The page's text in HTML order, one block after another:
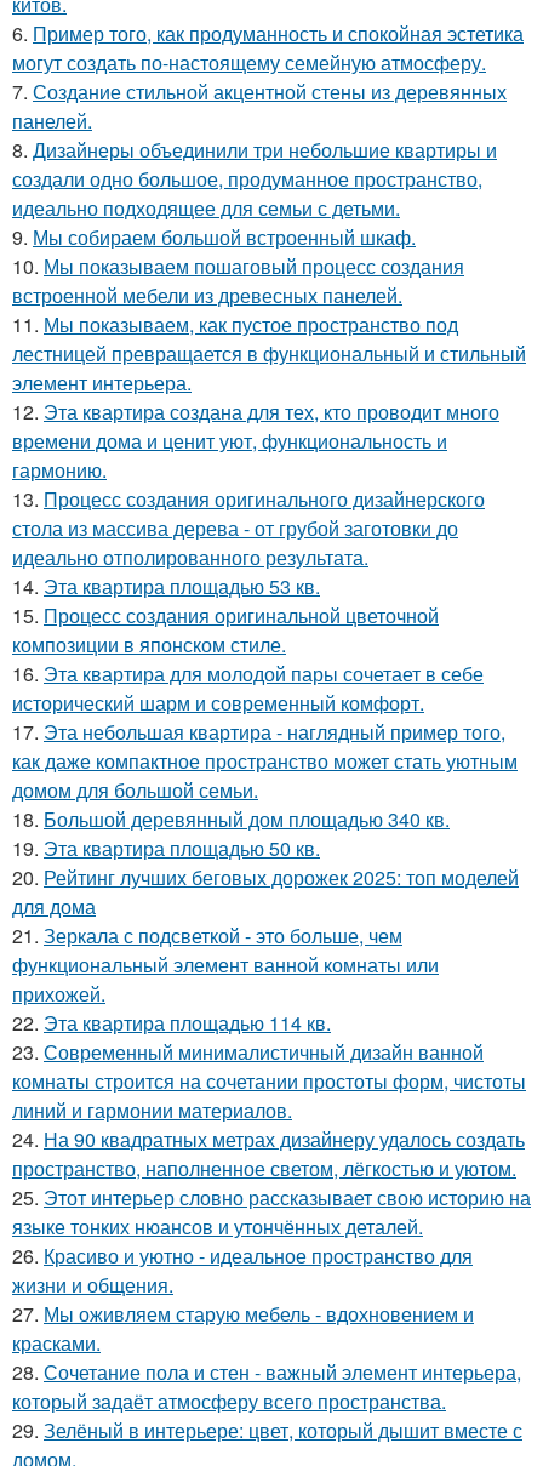
6. Пример того, как продуманность и спокойная эстетика
могут создать по-настоящему семейную атмосферу.
7. Создание стильной акцентной стены из деревянных
панелей.
8. Дизайнеры объединили три небольшие квартиры и
создали одно большое, продуманное пространство,
идеально подходящее для семьи с детьми.
9. Мы собираем большой встроенный шкаф.
10. Мы показываем пошаговый процесс создания
встроенной мебели из древесных панелей.
11. Мы показываем, как пустое пространство под
лестницей превращается в функциональный и стильный
элемент интерьера.
12. Эта квартира создана для тех, кто проводит много
времени дома и ценит уют, функциональность и
гармонию.
13. Процесс создания оригинального дизайнерского
стола из массива дерева - от грубой заготовки до
идеально отполированного результата.
14. Эта квартира площадью 53 кв.
15. Процесс создания оригинальной цветочной
композиции в японском стиле.
16. Эта квартира для молодой пары сочетает в себе
исторический шарм и современный комфорт.
17. Эта небольшая квартира - наглядный пример того,
как даже компактное пространство может стать уютным
домом для большой семьи.
18. Большой деревянный дом площадью 340 кв.
19. Эта квартира площадью 50 кв.
20. Рейтинг лучших беговых дорожек 2025: топ моделей
для дома
21. Зеркала с подсветкой - это больше, чем
функциональный элемент ванной комнаты или
прихожей.
22. Эта квартира площадью 114 кв.
23. Современный минималистичный дизайн ванной
комнаты строится на сочетании простоты форм, чистоты
линий и гармонии материалов.
24. На 90 квадратных метрах дизайнеру удалось создать
пространство, наполненное светом, лёгкостью и уютом.
25. Этот интерьер словно рассказывает свою историю на
языке тонких нюансов и утончённых деталей.
26. Красиво и уютно - идеальное пространство для
жизни и общения.
27. Мы оживляем старую мебель - вдохновением и
красками.
28. Сочетание пола и стен - важный элемент интерьера,
который задаёт атмосферу всего пространства.
29. Зелёный в интерьере: цвет, который дышит вместе с
домом.